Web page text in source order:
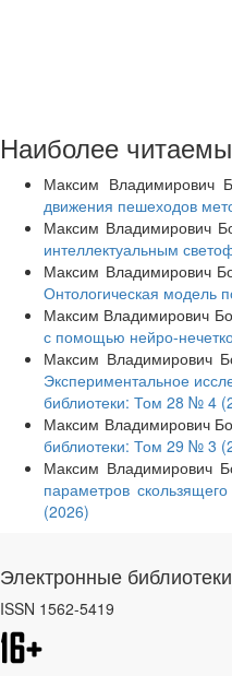
Наиболее
Максим Владимирович
движения пешеходов
Максим Владимирович
интеллектуальным
Максим Владимирович
Онтологическая модель
Максим Владимирович
с помощью нейро-
Максим Владимирович
Экспериментальное
библиотеки: Том 28 № 4
Максим Владимирович
библиотеки: Том 29 № 3
Максим Владимирович
параметров
(2026)
Электронные библиотеки
ISSN 1562-5419